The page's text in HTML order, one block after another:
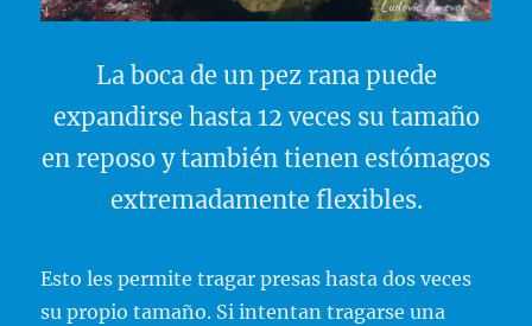
La boca de un pez rana puede
expandirse hasta 12 veces su tamaño
en reposo y también tienen estómagos
extremadamente flexibles.
Esto les permite tragar presas hasta dos veces
su propio tamaño. Si intentan tragarse una